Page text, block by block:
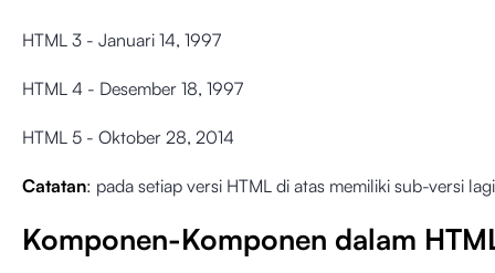
HTML 3 - Januari 14, 1997
HTML 4 - Desember 18, 1997
HTML 5 - Oktober 28, 2014
Catatan: pada setiap versi HTML di atas memiliki sub-versi
Komponen-Komponen dalam